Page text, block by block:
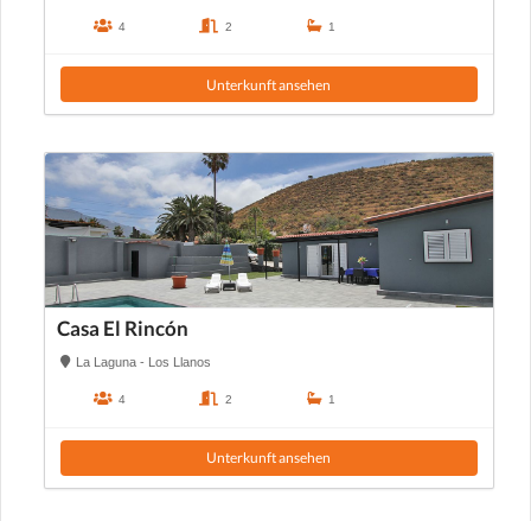
4 2 1
Unterkunft ansehen
Casa El Rincón
La Laguna - Los Llanos
4 2 1
Unterkunft ansehen